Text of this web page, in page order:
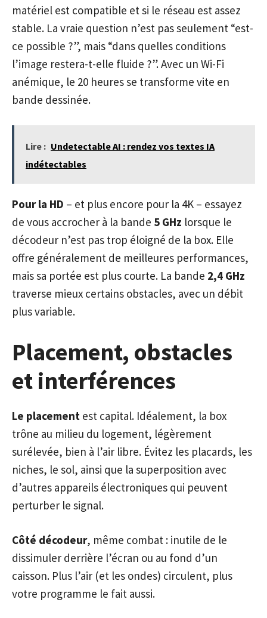
matériel est compatible et si le réseau est assez
stable. La vraie question n’est pas seulement “est-
ce possible ?”, mais “dans quelles conditions
l’image restera-t-elle fluide ?”. Avec un Wi-Fi
anémique, le 20 heures se transforme vite en
bande dessinée.
Lire : Undetectable AI : rendez vos textes IA
indétectables
Pour la HD – et plus encore pour la 4K – essayez
de vous accrocher à la bande 5 GHz lorsque le
décodeur n’est pas trop éloigné de la box. Elle
offre généralement de meilleures performances,
mais sa portée est plus courte. La bande 2,4 GHz
traverse mieux certains obstacles, avec un débit
plus variable.
Placement, obstacles
et interférences
Le placement est capital. Idéalement, la box
trône au milieu du logement, légèrement
surélevée, bien à l’air libre. Évitez les placards, les
niches, le sol, ainsi que la superposition avec
d’autres appareils électroniques qui peuvent
perturber le signal.
Côté décodeur, même combat : inutile de le
dissimuler derrière l’écran ou au fond d’un
caisson. Plus l’air (et les ondes) circulent, plus
votre programme le fait aussi.